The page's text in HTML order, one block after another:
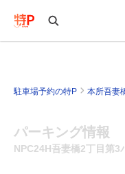
駐車場予約の特P 本所吾妻
パーキング情報
NPC24H吾妻橋2丁目第3